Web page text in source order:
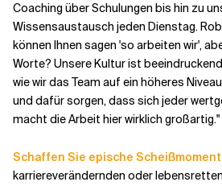
Coaching über Schulungen bis hin zu
Wissensaustausch jeden Dienstag.
können Ihnen sagen 'so arbeiten wir',
Worte? Unsere Kultur ist
wie wir das Team auf ein höheres
und dafür sorgen, dass sich jeder
macht die Arbeit hier wirklich großartig."
Schaffen Sie epische
karriereverändernden oder